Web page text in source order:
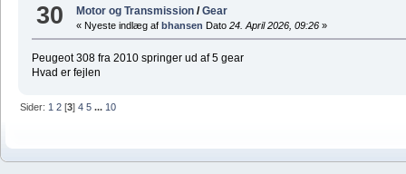
30 Motor og Transmission /Gear
« Nyeste indlæg afbhansen Dato 24. April 2026, 09:26 »
Peugeot 308 fra 2010 springer ud af 5 gear
Hvad er fejlen
Sider: 1 2 [3]4 5 ... 10